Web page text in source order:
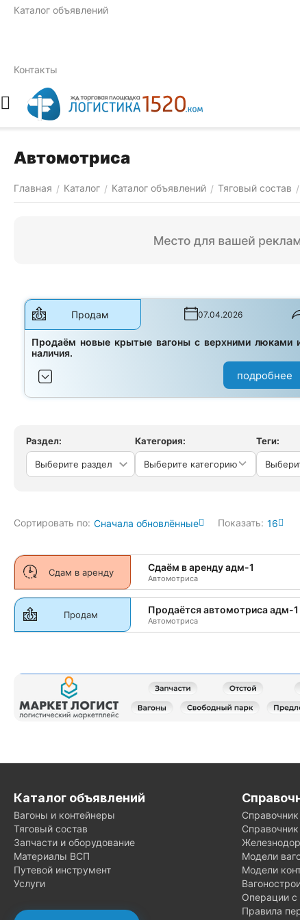
Каталог объявлений
Контакты
Автомотриса
Главная / Каталог / Каталог объявлений / Тяговый состав /
Продам 07.04.2026
Продаём новые крытые вагоны с верхними люками
наличия.
подробнее
Раздел: Категория:
Выберите категорию
Теги:
Сортировать по: Сначала обновлённые Показать: 16
Сдам в аренду Сдаём в аренду адм-1
Автомотриса
Продам Продаётся автомотриса адм-1
Автомотриса
Каталог объявлений
Вагоны и контейнеры
Тяговый состав
Запчасти и оборудование
Материалы ВСП
Путевой инструмент
Услуги
Модели
Модели
Операции с
Правила